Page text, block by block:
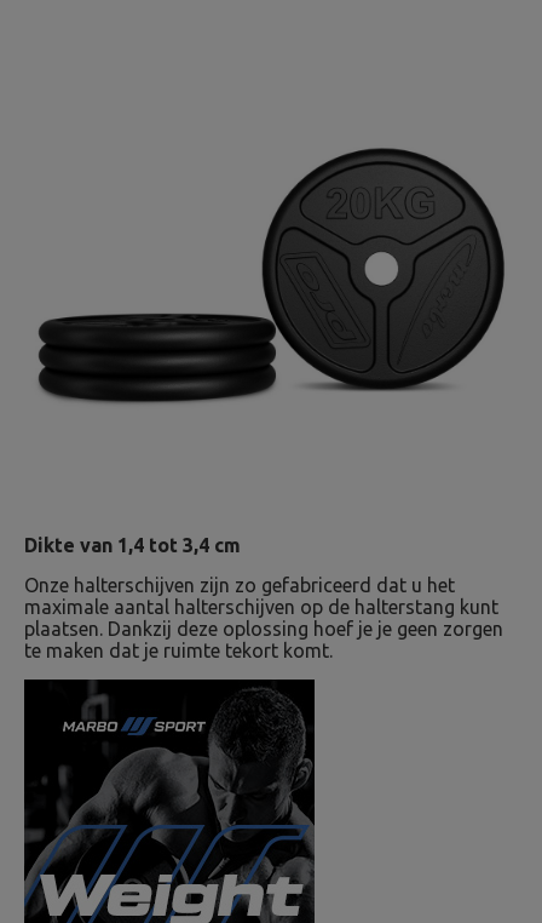
Dikte van 1,4 tot 3,4 cm
Onze halterschijven zijn zo gefabriceerd dat u het
maximale aantal halterschijven op de halterstang kunt
plaatsen. Dankzij deze oplossing hoef je je geen zorgen
te maken dat je ruimte tekort komt.